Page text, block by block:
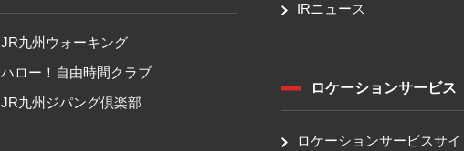
JR九州ウォーキング
ハロー！自由時間クラブ
JR九州ジパング倶楽部
IRニュース
ロケーションサービス
ロケーションサービスサイ